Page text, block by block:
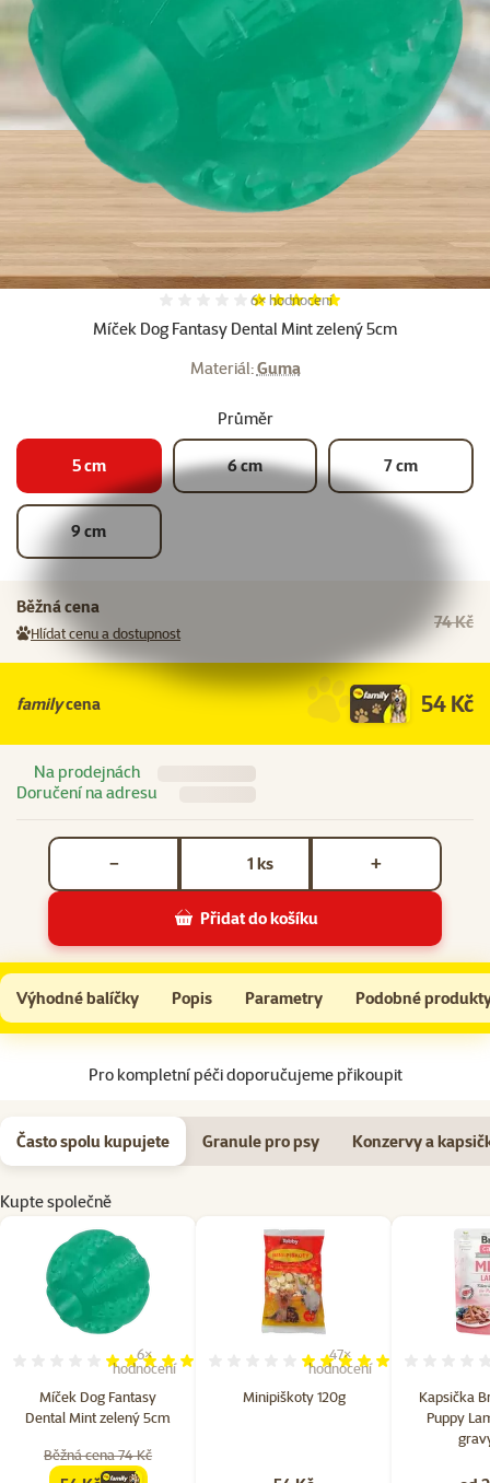
Míček Dog Fantasy Dental Mint zelený 5cm
Hodnocení 97%, počet hodnocení:
6× hodnocení
Materiál:Guma
Průměr
5 cm 6 cm 7 cm
9 cm
Běžná cena
Hlídat cenu a dostupnost
74 Kč
familycena 54 Kč
Na prodejnách
Doručení na adresu
ks
− +
Přidat do košíku
Míček Dog Fantasy Dental Mint zelený 5cm
Do košíku
Výhodné balíčky Popis Parametry Podobné
Na začátek stránky
Pro kompletní péči doporučujeme přikoupit
Často spolu kupujete Granule pro psy Konzervy a
Kupte společně
Míček Dog Fantasy
Dental Mint zelený 5cm
Hodnocení 97%, počet hodnocení: 6
6×
hodnocení
Běžná cena 74 Kč
Minipiškoty 120g
Hodnocení 98%, počet
47×
hodnocení
Kapsička
Puppy